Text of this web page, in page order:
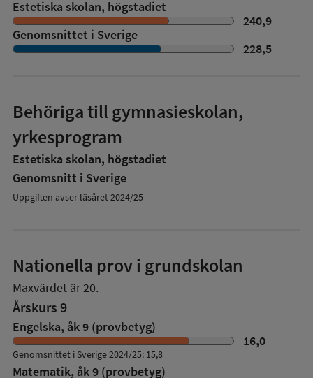
Estetiska skolan, högstadiet
240,9
Genomsnittet i Sverige
228,5
Behöriga till gymnasieskolan,
yrkesprogram
Estetiska skolan, högstadiet
Genomsnitt i Sverige
Uppgiften avser läsåret 2024/25
Nationella prov i grundskolan
Maxvärdet är 20.
Årskurs 9
Engelska, åk 9 (provbetyg)
16,0
Genomsnittet i Sverige 2024/25: 15,8
Matematik, åk 9 (provbetyg)